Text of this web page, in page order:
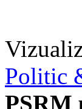
Politic
PSRM